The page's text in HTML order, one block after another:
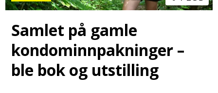
Samlet på gamle
kondominnpakninger –
ble bok og utstilling